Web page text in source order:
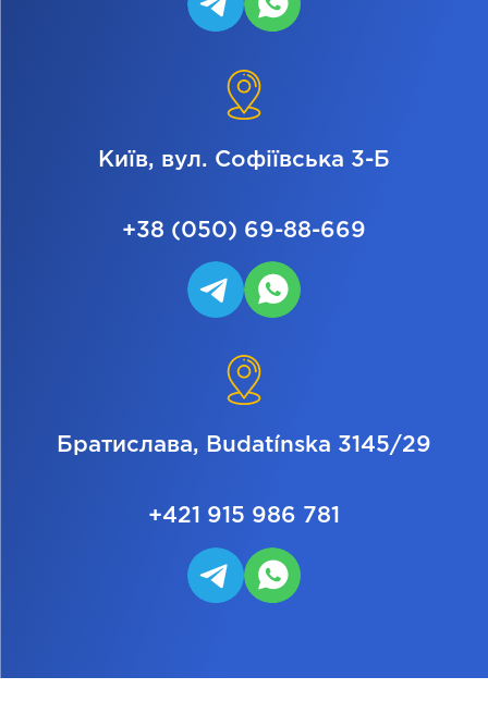
Київ, вул. Софіївська 3-Б
+38 (050) 69-88-669
Братислава, Budatínska 3145/29
+421 915 986 781